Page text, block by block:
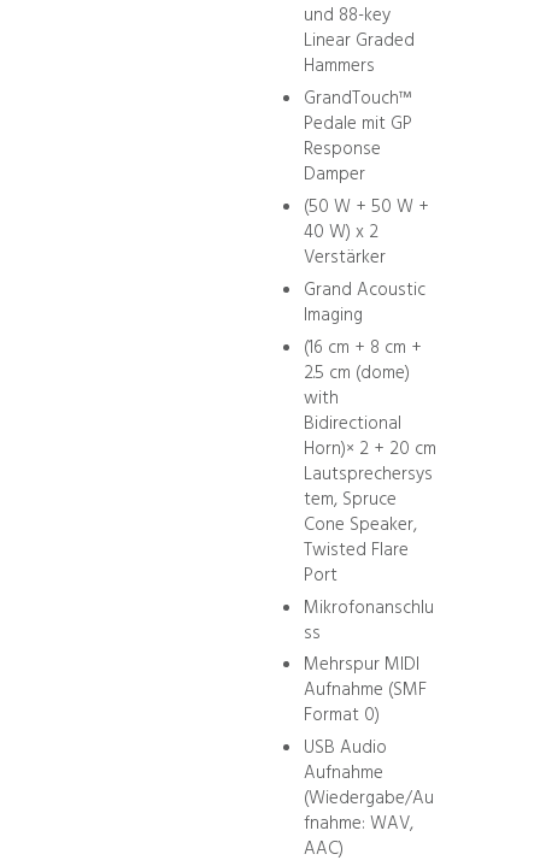
und 88-key
Linear Graded
Hammers
GrandTouch™
Pedale mit GP
Response
Damper
(50 W + 50 W +
40 W) x 2
Verstärker
Grand Acoustic
Imaging
(16 cm + 8 cm +
2.5 cm (dome)
with
Bidirectional
Horn)× 2 + 20 cm
Lautsprechersys
tem, Spruce
Cone Speaker,
Twisted Flare
Port
Mikrofonanschlu
ss
Mehrspur MIDI
Aufnahme (SMF
Format 0)
USB Audio
Aufnahme
(Wiedergabe/Au
fnahme: WAV,
AAC)